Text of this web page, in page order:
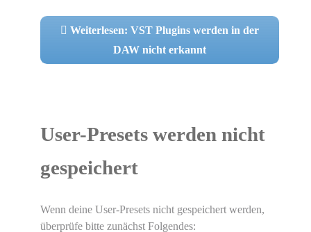
Weiterlesen: VST Plugins werden in der
DAW nicht erkannt
User-Presets werden nicht
gespeichert
Wenn deine User-Presets nicht gespeichert werden,
überprüfe bitte zunächst Folgendes: